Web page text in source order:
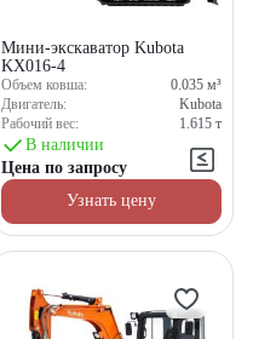
Мини-экскаватор Kubota
KX016-4
Объем ковша: 0.035 м³
Двигатель:
Kubota
Рабочий вес:
1.615 т
В наличии
Цена по запросу
Узнать цену